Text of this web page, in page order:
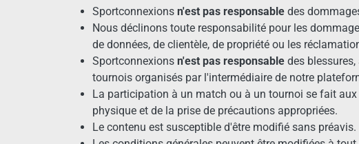
Sportconnexions n'est pas responsable des
Nous déclinons toute responsabilité pour les
de données, de clientèle, de propriété ou les
Sportconnexions n'est pas responsable des
tournois organisés par l'intermédiaire de notre
La participation à un match ou à un tournoi se fait
physique et de la prise de précautions appropriées.
Le contenu est susceptible d'être modifié sans préavis.